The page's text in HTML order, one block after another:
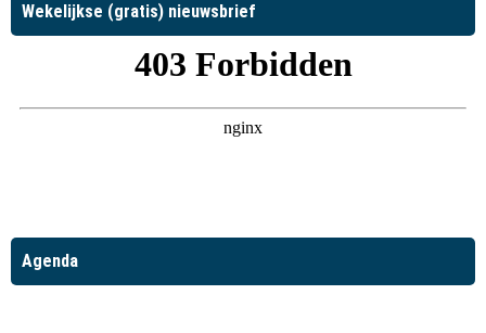
Wekelijkse (gratis) nieuwsbrief
Agenda